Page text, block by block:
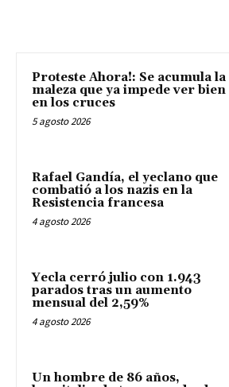
Proteste Ahora!: Se acumula la
maleza que ya impede ver bien
en los cruces
5 agosto 2026
Rafael Gandía, el yeclano que
combatió a los nazis en la
Resistencia francesa
4 agosto 2026
Yecla cerró julio con 1.943
parados tras un aumento
mensual del 2,59%
4 agosto 2026
Un hombre de 86 años,